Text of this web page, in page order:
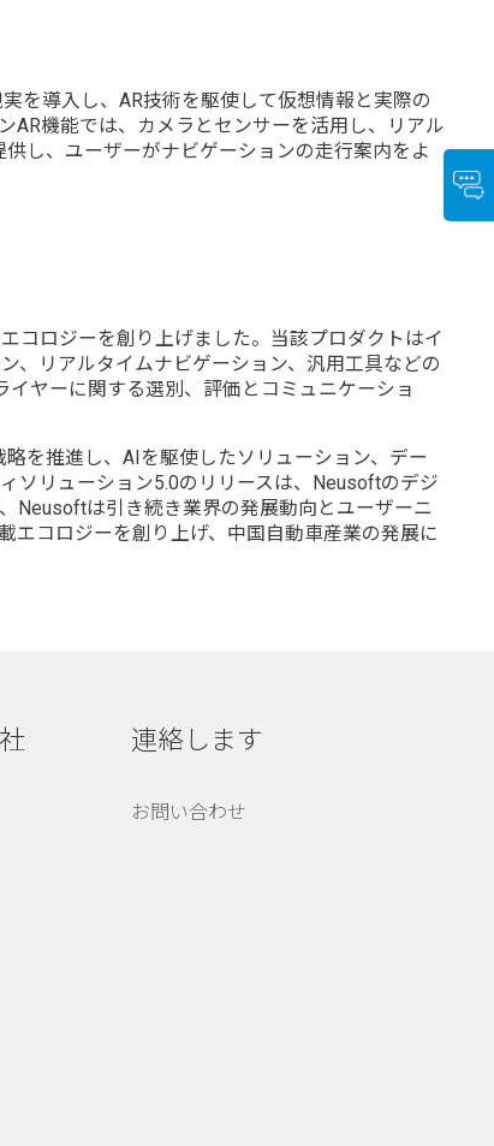
を導入し、AR技術を駆使して仮想情報と実際の
AR機能では、カメラとセンサーを活用し、リアル
し、ユーザーがナビゲーションの走行案内をよ
コロジーを創り上げました。当該プロダクトはイ
、リアルタイムナビゲーション、汎用工具などの
ヤーに関する選別、評価とコミュニケーショ
を推進し、AIを駆使したソリューション、デー
ソリューション5.0のリリースは、Neusoftのデジ
Neusoftは引き続き業界の発展動向とユーザーニ
エコロジーを創り上げ、中国自動車産業の発展に
連絡します
お問い合わせ